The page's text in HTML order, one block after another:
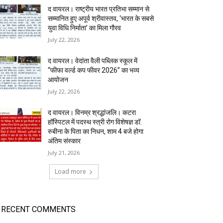
द वायरल। राष्ट्रीय भारत प्रतिभा सम्मान से
सम्मानित हुए अपूर्व श्रीवास्तव, ‘भारत के सबसे
युवा विधि निर्माता’ का मिला गौरव
July 22, 2026
द वायरल। वेदांता वैली पब्लिक स्कूल में
“फीफा वर्ल्ड कप फीवर 2026” का भव्य
आयोजन
July 22, 2026
द वायरल। विनम्र श्रद्धांजलि। कटरा
हॉस्पिटल में पदस्थ स्त्री रोग विशेषज्ञ डॉ.
रुबीना के पिता का निधन, शाम 4 बजे होगा
अंतिम संस्कार
July 21, 2026
Load more
RECENT COMMENTS